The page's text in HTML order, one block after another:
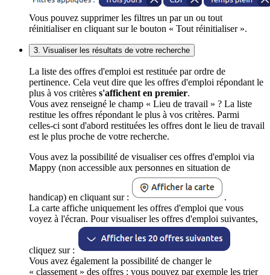
Vous pouvez supprimer les filtres un par un ou tout
réinitialiser en cliquant sur le bouton « Tout réinitialiser ».
3. Visualiser les résultats de votre recherche
La liste des offres d'emploi est restituée par ordre de
pertinence. Cela veut dire que les offres d'emploi répondant le
plus à vos critères s'affichent en premier.
Vous avez renseigné le champ « Lieu de travail » ? La liste
restitue les offres répondant le plus à vos critères. Parmi
celles-ci sont d'abord restituées les offres dont le lieu de travail
est le plus proche de votre recherche.
Vous avez la possibilité de visualiser ces offres d'emploi via
Mappy (non accessible aux personnes en situation de
handicap) en cliquant sur :
.
La carte affiche uniquement les offres d'emploi que vous
voyez à l'écran. Pour visualiser les offres d'emploi suivantes,
cliquez sur :
Vous avez également la possibilité de changer le
« classement » des offres : vous pouvez par exemple les trier